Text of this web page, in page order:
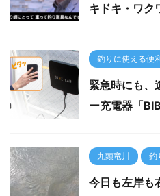
キドキ・ワク
釣りに使える便
緊急時にも、
ー充電器「
九頭竜川 釣
今日も左岸も